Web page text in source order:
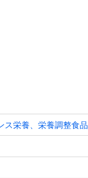
ス栄養、栄養調整食品